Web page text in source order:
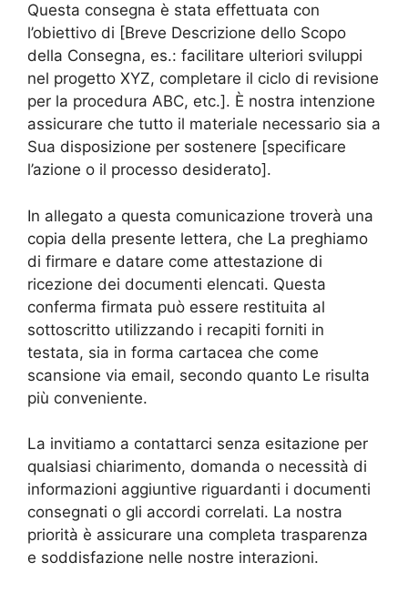
Questa consegna è stata effettuata con
l’obiettivo di [Breve Descrizione dello Scopo
della Consegna, es.: facilitare ulteriori sviluppi
nel progetto XYZ, completare il ciclo di revisione
per la procedura ABC, etc.]. È nostra intenzione
assicurare che tutto il materiale necessario sia a
Sua disposizione per sostenere [specificare
l’azione o il processo desiderato].
In allegato a questa comunicazione troverà una
copia della presente lettera, che La preghiamo
di firmare e datare come attestazione di
ricezione dei documenti elencati. Questa
conferma firmata può essere restituita al
sottoscritto utilizzando i recapiti forniti in
testata, sia in forma cartacea che come
scansione via email, secondo quanto Le risulta
più conveniente.
La invitiamo a contattarci senza esitazione per
qualsiasi chiarimento, domanda o necessità di
informazioni aggiuntive riguardanti i documenti
consegnati o gli accordi correlati. La nostra
priorità è assicurare una completa trasparenza
e soddisfazione nelle nostre interazioni.